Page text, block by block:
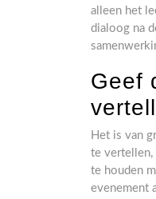
alleen het
dialoog na
Geef
Het is van
te vertellen,
te houden
evenement